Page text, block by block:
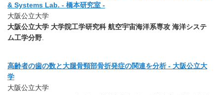
& Systems Lab. - 橋本研究室 -
大阪公立大学
大阪公立大学 大学院工学研究科 航空宇宙海洋系専攻 海洋システ
ム工学分野
高齢者の歯の数と大腿骨頸部骨折発症の関連を分析 - 大阪公立大
学
大阪公立大学